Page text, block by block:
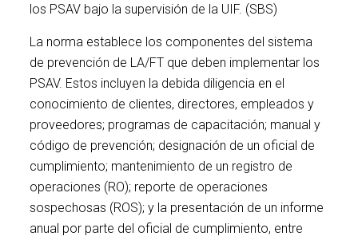
los PSAV bajo la supervisión de la UIF. (SBS)
La norma establece los componentes del sistema
de prevención de LA/FT que deben implementar los
PSAV. Estos incluyen la debida diligencia en el
conocimiento de clientes, directores, empleados y
proveedores; programas de capacitación; manual y
código de prevención; designación de un oficial de
cumplimiento; mantenimiento de un registro de
operaciones (RO); reporte de operaciones
sospechosas (ROS); y la presentación de un informe
anual por parte del oficial de cumplimiento, entre